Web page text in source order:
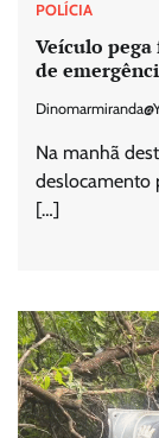
POLÍCIA
Veículo pega
de
Na manhã
deslocamento
[…]